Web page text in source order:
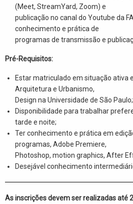
(Meet, StreamYard, Zoom) e
publicação no canal do Youtube da
conhecimento e prática de
programas de transmissão e
Pré-Requisitos:
Estar matriculado em situação ativa
Arquitetura e Urbanismo,
Design na Universidade de São Paulo;
Disponibilidade para trabalhar
tarde e noite;
Ter conhecimento e prática em
programas, Adobe Premiere,
Photoshop, motion graphics, After
Desejável conhecimento
As inscrições devem ser realizadas até